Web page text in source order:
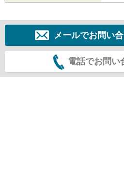
メールでお問い
電話でお問い